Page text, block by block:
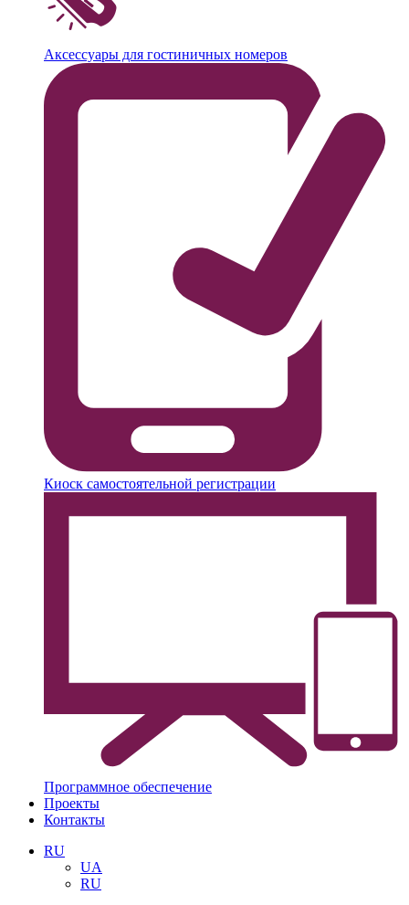
Аксессуары для гостиничных номеров
Киоск самостоятельной регистрации
Программное обеспечение
Проекты
Контакты
RU
UA
RU